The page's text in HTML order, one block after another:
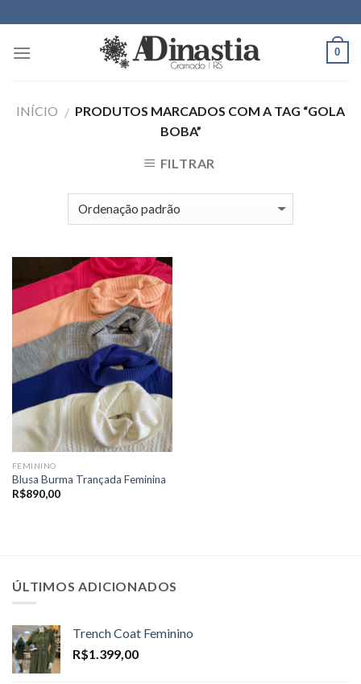
to
content
0
INÍCIO / PRODUTOS MARCADOS COM A TAG “GOLA
BOBA”
FILTRAR
FEMININO
Blusa Burma Trançada Feminina
R$890,00
ÚLTIMOS ADICIONADOS
Trench Coat Feminino
R$1.399,00